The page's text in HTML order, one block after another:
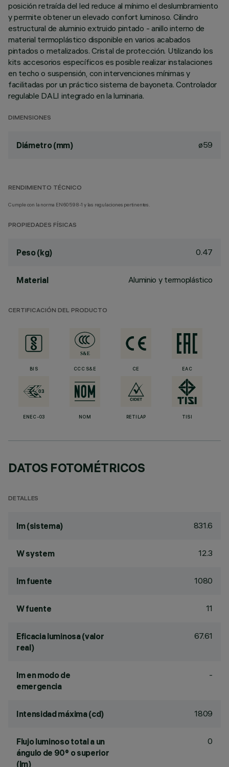
posición retraída del led reduce al mínimo el deslumbramiento
y permite obtener un elevado confort luminoso. Cilindro
estructural de aluminio extruido pintado - anillo interno de
material termoplástico disponible en varios acabados
pintados o metalizados. Cristal de protección. Utilizando los
kits accesorios específicos es posible realizar instalaciones
en techo o suspensión, con intervenciones mínimas y
facilitadas por un práctico sistema de bayoneta. Controlador
regulable DALI integrado en la luminaria.
DIMENSIONES
Diámetro (mm) ø59
RENDIMIENTO TÉCNICO
Cumple con la norma EN60598-1 y las regulaciones pertinentes.
PROPIEDADES FÍSICAS
Peso (kg) 0.47
Material Aluminio y termoplástico
CERTIFICACIÓN DEL PRODUCTO
BIS CCC S&E CE EAC
ENEC-03 NOM RETILAP TISI
DATOS FOTOMÉTRICOS
DETALLES
lm (sistema) 831.6
W system 12.3
lm fuente 1080
W fuente 11
Eficacia luminosa (valor
real)
67.61
lm en modo de
emergencia
-
Intensidad máxima (cd) 1809
Flujo luminoso total a un
ángulo de 90° o superior
(lm)
0